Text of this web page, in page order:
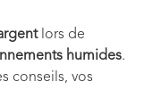
lors de
humides.
conseils, vos